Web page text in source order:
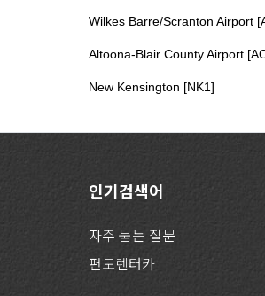
Wilkes Barre/Scranton Airport
Altoona-Blair County Airport
New Kensington [NK1]
인기검색어
자주 묻는 질문
편도렌터카